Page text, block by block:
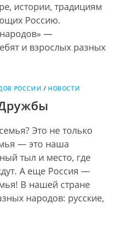
истории, традициям
Россию.
—
и взрослых разных
РОССИИ / НОВОСТИ
Это не только
— это наша
тыл и место, где
А еще Россия —
В нашей стране
народов: русские,